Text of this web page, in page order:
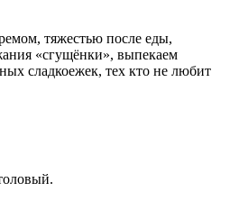
тяжестью после еды,
«сгущёнки», выпекаем
сладкоежек, тех кто не любит